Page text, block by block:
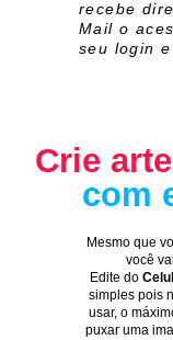
recebe
Mail o
seu login
Crie
com
Mesmo que
você
Edite do
simples pois
usar, o
puxar uma